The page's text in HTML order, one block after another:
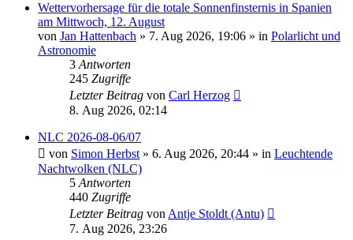
Wettervorhersage für die totale Sonnenfinsternis in Spanien
am Mittwoch, 12. August
von Jan Hattenbach » 7. Aug 2026, 19:06 » in Polarlicht und
Astronomie
3 Antworten
245 Zugriffe
Letzter Beitrag von Carl Herzog
8. Aug 2026, 02:14
NLC 2026-08-06/07
von Simon Herbst » 6. Aug 2026, 20:44 » in Leuchtende
Nachtwolken (NLC)
5 Antworten
440 Zugriffe
Letzter Beitrag von Antje Stoldt (Antu)
7. Aug 2026, 23:26